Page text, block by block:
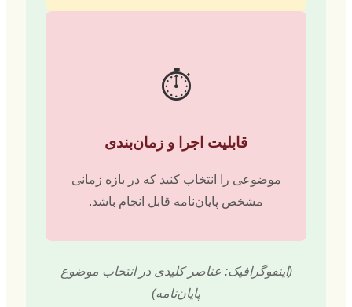
⏱️
قابلیت اجرا و زمان‌بندی
موضوعی را انتخاب کنید که در بازه زمانی
مشخص پایان‌نامه قابل انجام باشد.
(اینفوگرافیک: عناصر کلیدی در انتخاب موضوع
پایان‌نامه)